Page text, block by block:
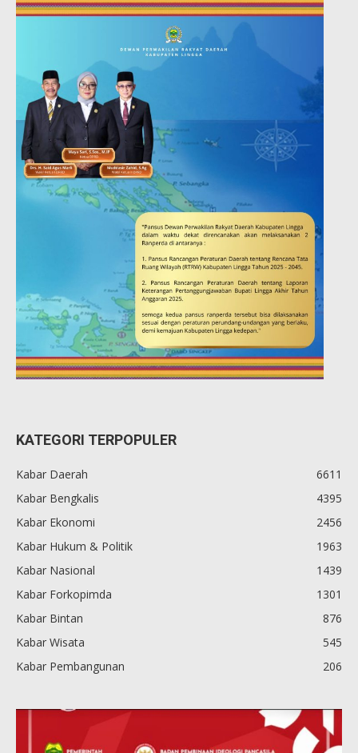
KATEGORI TERPOPULER
Kabar Daerah
6611
Kabar Bengkalis
4395
Kabar Ekonomi
2456
Kabar Hukum & Politik
1963
Kabar Nasional
1439
Kabar Forkopimda
1301
Kabar Bintan
876
Kabar Wisata
545
Kabar Pembangunan
206